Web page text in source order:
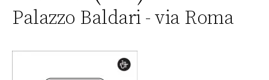
Palazzo Baldari - via Roma